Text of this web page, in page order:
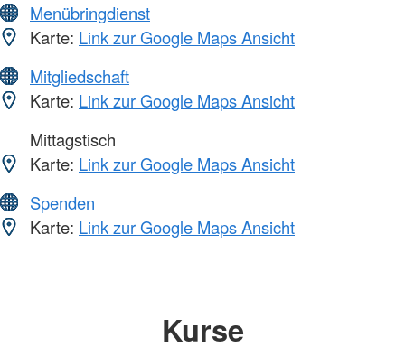
Menübringdienst
Karte: Link zur Google Maps Ansicht
Mitgliedschaft
Karte: Link zur Google Maps Ansicht
Mittagstisch
Karte: Link zur Google Maps Ansicht
Spenden
Karte: Link zur Google Maps Ansicht
Kurse